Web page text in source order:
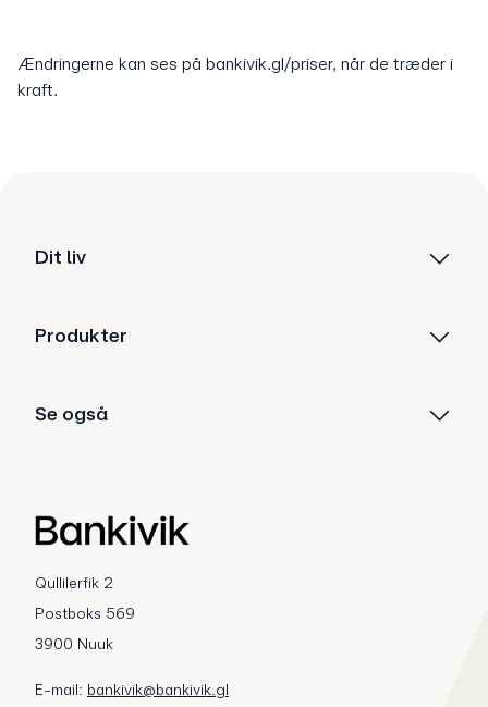
Ændringerne kan ses på bankivik.gl/priser, når de træder i
kraft.
Dit liv
Produkter
Se også
Qullilerfik 2
Postboks 569
3900 Nuuk
E-mail: bankivik@bankivik.gl